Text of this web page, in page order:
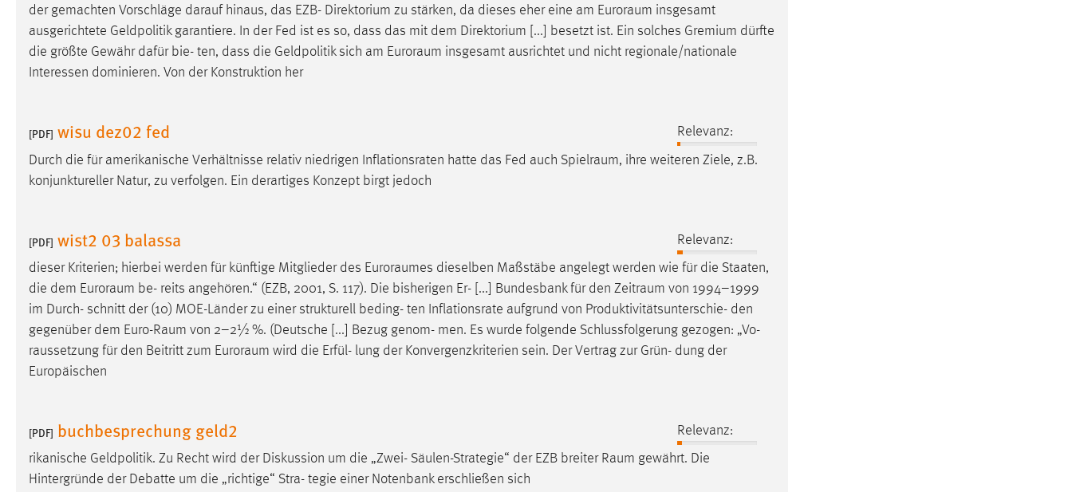
der gemachten Vorschläge darauf hinaus, das EZB- Direktorium zu stärken, da dieses eher eine am Euroraum insgesamt
ausgerichtete Geldpolitik garantiere. In der Fed ist es so, dass das mit dem Direktorium [...] besetzt ist. Ein solches Gremium dürfte
die größte Gewähr dafür bie- ten, dass die Geldpolitik sich am Euroraum insgesamt ausrichtet und nicht regionale/nationale
Interessen dominieren. Von der Konstruktion her
[PDF] wisu dez02 fed
Relevanz:
Durch die für amerikanische Verhältnisse relativ niedrigen Inflationsraten hatte das Fed auch Spielraum, ihre weiteren Ziele, z.B.
konjunktureller Natur, zu verfolgen. Ein derartiges Konzept birgt jedoch
[PDF] wist2 03 balassa
Relevanz:
dieser Kriterien; hierbei werden für künftige Mitglieder des Euroraumes dieselben Maßstäbe angelegt werden wie für die Staaten,
die dem Euroraum be- reits angehören.“ (EZB, 2001, S. 117). Die bisherigen Er- [...] Bundesbank für den Zeitraum von 1994–1999
im Durch- schnitt der (10) MOE-Länder zu einer strukturell beding- ten Inflationsrate aufgrund von Produktivitätsunterschie- den
gegenüber dem Euro-Raum von 2–2½ %. (Deutsche [...] Bezug genom- men. Es wurde folgende Schlussfolgerung gezogen: „Vo-
raussetzung für den Beitritt zum Euroraum wird die Erfül- lung der Konvergenzkriterien sein. Der Vertrag zur Grün- dung der
Europäischen
[PDF] buchbesprechung geld2
Relevanz:
rikanische Geldpolitik. Zu Recht wird der Diskussion um die „Zwei- Säulen-Strategie“ der EZB breiter Raum gewährt. Die
Hintergründe der Debatte um die „richtige“ Stra- tegie einer Notenbank erschließen sich
Name:
Zweck:
Dieser Cookie ist notwendig um sich an
der Website einloggen zu können.
STATISTIK
Statistik Cookies erfassen Informationen anonym.
Matomo
Name: _pk_ref, _pk_cvar, _pk_id, _pk_ses
Zweck: Zugriffsstatistik
Cookie Laufzeit: Max. 13 Monate
MARKETING
verwendet, um personalisierte Werbung anzuzeigen.
Sie tun dies, indem sie Besucher über Websites